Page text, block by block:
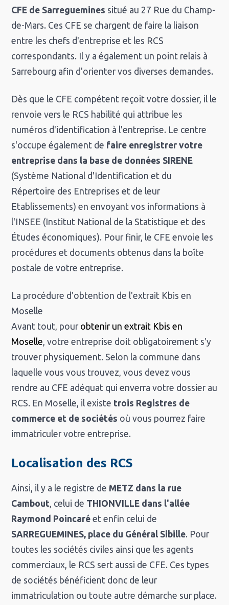
CFE de Sarreguemines situé au 27 Rue du Champ-
de-Mars. Ces CFE se chargent de faire la liaison
entre les chefs d'entreprise et les RCS
correspondants. Il y a également un point relais à
Sarrebourg afin d'orienter vos diverses demandes.
Dès que le CFE compétent reçoit votre dossier, il le
renvoie vers le RCS habilité qui attribue les
numéros d'identification à l'entreprise. Le centre
s'occupe également de faire enregistrer votre
entreprise dans la base de données SIRENE
(Système National d'Identification et du
Répertoire des Entreprises et de leur
Etablissements) en envoyant vos informations à
l'INSEE (Institut National de la Statistique et des
Études économiques). Pour finir, le CFE envoie les
procédures et documents obtenus dans la boîte
postale de votre entreprise.
La procédure d'obtention de l'extrait Kbis en
Moselle
Avant tout, pour obtenir un extrait Kbis en
Moselle , votre entreprise doit obligatoirement s'y
trouver physiquement. Selon la commune dans
laquelle vous vous trouvez, vous devez vous
rendre au CFE adéquat qui enverra votre dossier au
RCS. En Moselle, il existe trois Registres de
commerce et de sociétés où vous pourrez faire
immatriculer votre entreprise.
Localisation des RCS
Ainsi, il y a le registre de METZ dans la rue
Cambout , celui de THIONVILLE dans l'allée
Raymond Poincaré et enfin celui de
SARREGUEMINES, place du Général Sibille. Pour
toutes les sociétés civiles ainsi que les agents
commerciaux, le RCS sert aussi de CFE. Ces types
de sociétés bénéficient donc de leur
immatriculation ou toute autre démarche sur place.